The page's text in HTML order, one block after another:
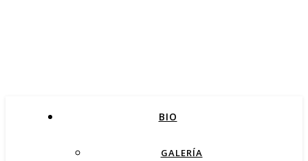
BIO
GALERÍA